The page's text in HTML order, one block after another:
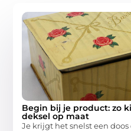
Begin bij je product: zo
deksel op maat
Je krijgt het snelst een